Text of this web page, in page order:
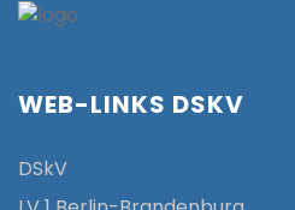
WEB-LINKS DSKV
DSkV